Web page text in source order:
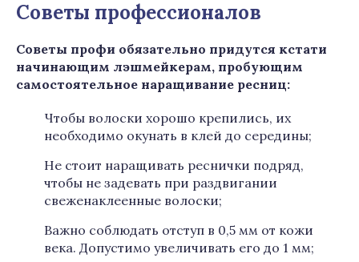
Советы профессионалов
Советы профи обязательно придутся кстати
начинающим лэшмейкерам, пробующим
самостоятельное наращивание ресниц:
Чтобы волоски хорошо крепились, их
необходимо окунать в клей до середины;
Не стоит наращивать реснички подряд,
чтобы не задевать при раздвигании
свеженаклеенные волоски;
Важно соблюдать отступ в 0,5 мм от кожи
века. Допустимо увеличивать его до 1 мм;